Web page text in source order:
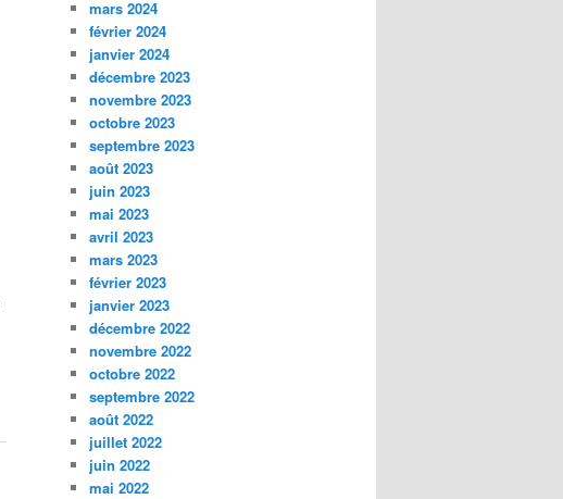
mars 2024
février 2024
janvier 2024
décembre 2023
novembre 2023
octobre 2023
septembre 2023
août 2023
juin 2023
mai 2023
avril 2023
mars 2023
février 2023
janvier 2023
décembre 2022
novembre 2022
octobre 2022
septembre 2022
août 2022
juillet 2022
juin 2022
mai 2022